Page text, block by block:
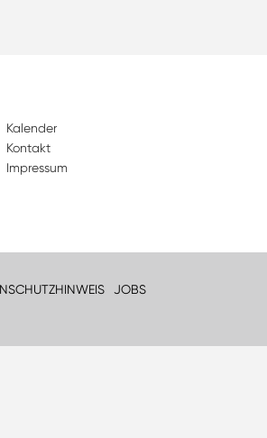
Kalender
Kontakt
Impressum
JOBS